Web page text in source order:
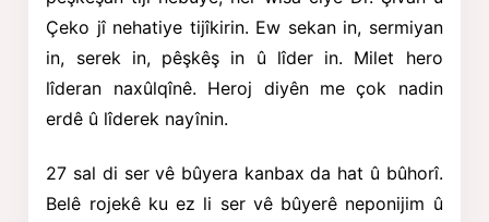
Çeko jî nehatiye tijîkirin. Ew sekan in, sermiyan
in, serek in, pêşkêş in û lîder in. Milet hero
lîderan naxûlqînê. Heroj diyên me çok nadin
erdê û lîderek nayînin.
27 sal di ser vê bûyera kanbax da hat û bûhorî.
Belê rojekê ku ez li ser vê bûyerê neponijim û